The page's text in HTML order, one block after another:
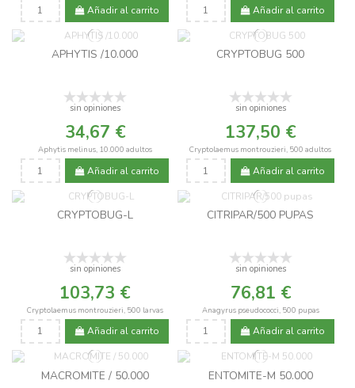
Añadir al carrito Añadir al carrito
APHYTIS /10.000
sin opiniones
34,67 €
Aphytis melinus, 10.000 adultos
Añadir al carrito
CRYPTOBUG 500
sin opiniones
137,50 €
Cryptolaemus montrouzieri, 500 adultos
Añadir al carrito
CRYPTOBUG-L
sin opiniones
103,73 €
Cryptolaemus montrouzieri, 500 larvas
Añadir al carrito
CITRIPAR/500 PUPAS
sin opiniones
76,81 €
Anagyrus pseudococci, 500 pupas
Añadir al carrito
MACROMITE / 50.000 ENTOMITE-M 50.000